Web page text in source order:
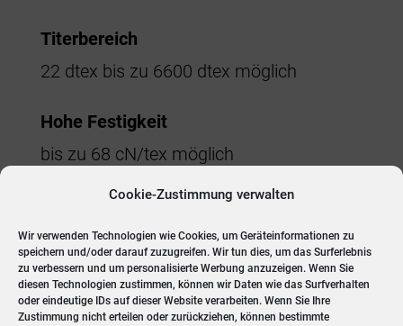
Cookie-Zustimmung verwalten
Wir verwenden Technologien wie Cookies, um Geräteinformationen zu
speichern und/oder darauf zuzugreifen. Wir tun dies, um das Surferlebnis
zu verbessern und um personalisierte Werbung anzuzeigen. Wenn Sie
diesen Technologien zustimmen, können wir Daten wie das Surfverhalten
oder eindeutige IDs auf dieser Website verarbeiten. Wenn Sie Ihre
Zustimmung nicht erteilen oder zurückziehen, können bestimmte
Titerbereich
22 dtex bis zu 6600 dtex möglich
Hohe Festigkeit
bis zu 68 cN/tex möglich
Flexibilität
Titer, Festigkeit und Heißluftschrumpf %
können angepasst werden